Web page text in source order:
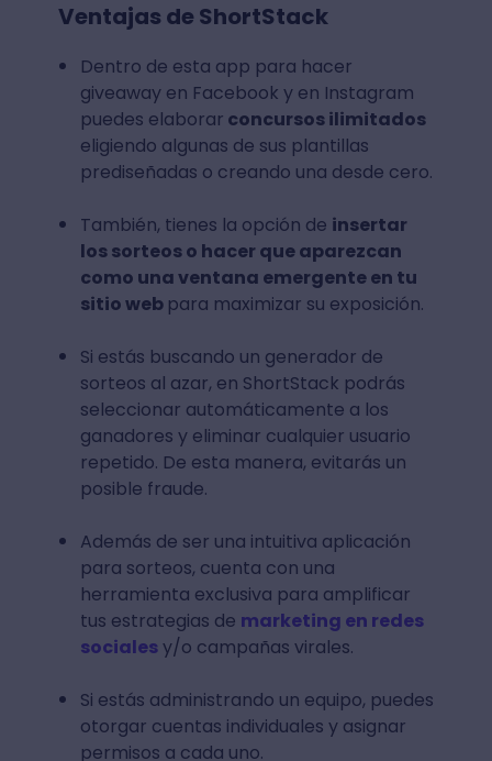
Ventajas de ShortStack
Dentro de esta app para hacer
giveaway en Facebook y en Instagram
puedes elaborar concursos ilimitados
eligiendo algunas de sus plantillas
prediseñadas o creando una desde cero.
También, tienes la opción de insertar
los sorteos o hacer que aparezcan
como una ventana emergente en tu
sitio web para maximizar su exposición.
Si estás buscando un generador de
sorteos al azar, en ShortStack podrás
seleccionar automáticamente a los
ganadores y eliminar cualquier usuario
repetido. De esta manera, evitarás un
posible fraude.
Además de ser una intuitiva aplicación
para sorteos, cuenta con una
herramienta exclusiva para amplificar
tus estrategias de marketing en redes
socialesy/o campañas virales.
Si estás administrando un equipo, puedes
otorgar cuentas individuales y asignar
permisos a cada uno.